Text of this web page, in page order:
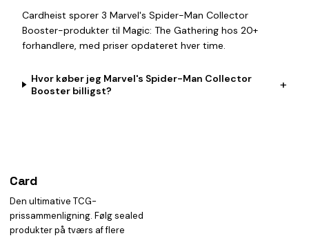
Cardheist sporer 3 Marvel's Spider-Man Collector
Booster-produkter til Magic: The Gathering hos 20+
forhandlere, med priser opdateret hver time.
Hvor køber jeg Marvel's Spider-Man Collector
Booster billigst?
+
Card
Den ultimative TCG-
prissammenligning. Følg sealed
produkter på tværs af flere